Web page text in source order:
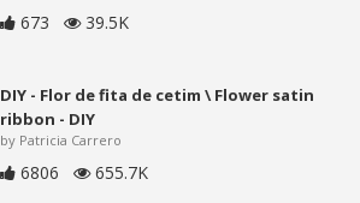
673 39.5K
DIY - Flor de fita de cetim \ Flower satin
ribbon - DIY
by Patricia Carrero
6806 655.7K